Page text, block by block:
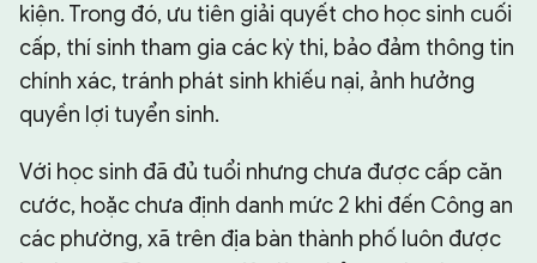
kiện. Trong đó, ưu tiên giải quyết cho học sinh cuối
cấp, thí sinh tham gia các kỳ thi, bảo đảm thông tin
chính xác, tránh phát sinh khiếu nại, ảnh hưởng
quyền lợi tuyển sinh.
Với học sinh đã đủ tuổi nhưng chưa được cấp căn
cước, hoặc chưa định danh mức 2 khi đến Công an
các phường, xã trên địa bàn thành phố luôn được